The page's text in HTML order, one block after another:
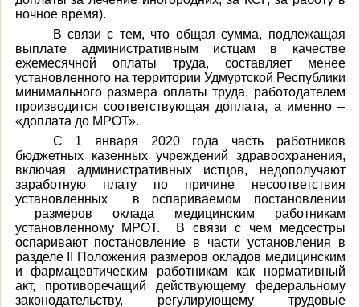
ночное время).
В связи с тем, что общая сумма, подлежащая
выплате административным истцам в качестве
ежемесячной оплаты труда, составляет менее
установленного на территории Удмуртской Республики
минимального размера оплаты труда, работодателем
производится соответствующая доплата, а именно –
«доплата до МРОТ».
С 1 января 2020 года часть работников
бюджетных казенных учреждений здравоохранения,
включая административных истцов, недополучают
заработную плату по причине несоответствия
установленных в оспариваемом постановлении
размеров оклада медицинским работникам
установленному МРОТ. В связи с чем медсестры
оспаривают постановление в части установления в
разделе II Положения размеров окладов медицинским
и фармацевтическим работникам как нормативный
акт, противоречащий действующему федеральному
законодательству, регулирующему трудовые